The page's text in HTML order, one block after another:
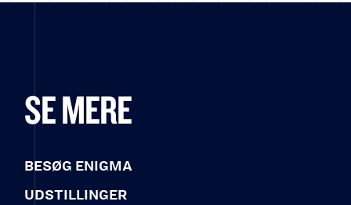
SE MERE
BESØG ENIGMA
UDSTILLINGER